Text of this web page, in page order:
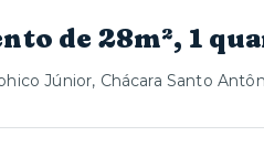
de 28m², 1
Júnior, Chácara Santo